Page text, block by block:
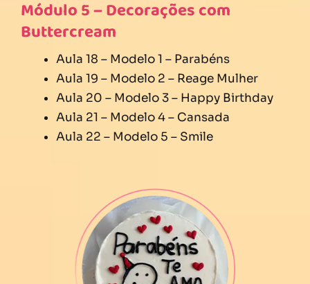
Módulo 5 – Decorações com
Buttercream
Aula 18 – Modelo 1 – Parabéns
Aula 19 – Modelo 2 – Reage Mulher
Aula 20 – Modelo 3 – Happy Birthday
Aula 21 – Modelo 4 – Cansada
Aula 22 – Modelo 5 – Smile